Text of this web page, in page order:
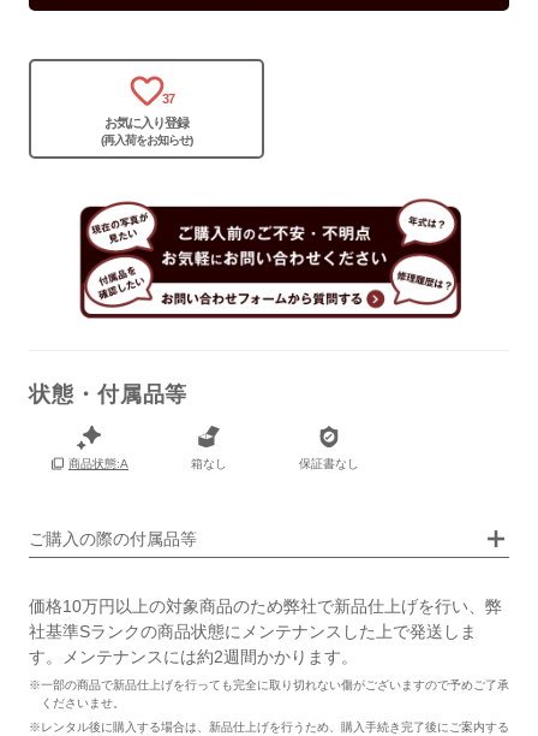
37
お気に入り登録
(再入荷をお知らせ)
状態・付属品等
商品状態:A 箱なし 保証書なし
ご購入の際の付属品等
保証書
箱
価格10万円以上の対象商品のため弊社で新品仕上げを行い、弊
社基準Sランクの商品状態にメンテナンスした上で発送しま
す。メンテナンスには約2週間かかります。
※一部の商品で新品仕上げを行っても完全に取り切れない傷がございますので予めご了承
くださいませ。
※レンタル後に購入する場合は、新品仕上げを行うため、購入手続き完了後にご案内する